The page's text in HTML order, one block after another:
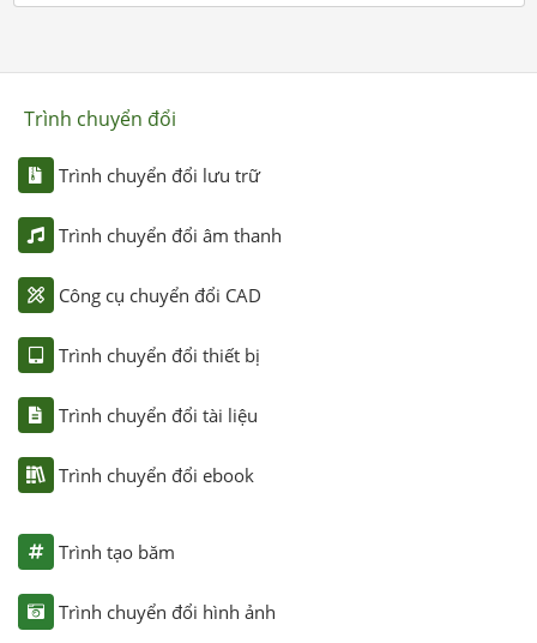
Trình chuyển đổi
Trình chuyển đổi lưu trữ
Trình chuyển đổi âm thanh
Công cụ chuyển đổi CAD
Trình chuyển đổi thiết bị
Trình chuyển đổi tài liệu
Trình chuyển đổi ebook
Trình tạo băm
Trình chuyển đổi hình ảnh